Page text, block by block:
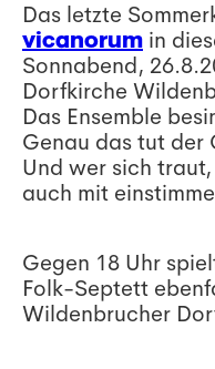
Das letzte
vicanorum in
Sonnabend,
Dorfkirche
Das Ensemble
Genau das tut der
Und wer sich
auch mit
Gegen 18 Uhr
Folk-Septett
Wildenbrucher